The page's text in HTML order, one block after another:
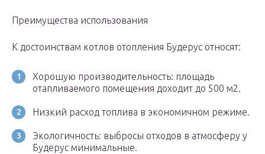
Преимущества использования
К достоинствам котлов отопления Будерус относят:
Хорошую производительность: площадь
отапливаемого помещения доходит до 500 м2.
Низкий расход топлива в экономичном режиме.
Экологичность: выбросы отходов в атмосферу у
Будерус минимальные.